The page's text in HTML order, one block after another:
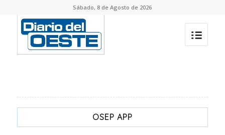
Sábado, 8 de Agosto de 2026
OSEP APP